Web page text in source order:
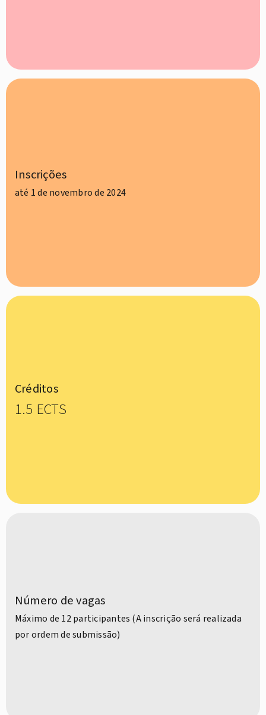
Inscrições
até 1 de novembro de 2024
Créditos
1.5 ECTS
Número de vagas
Máximo de 12 participantes (A inscrição será realizada
por ordem de submissão)